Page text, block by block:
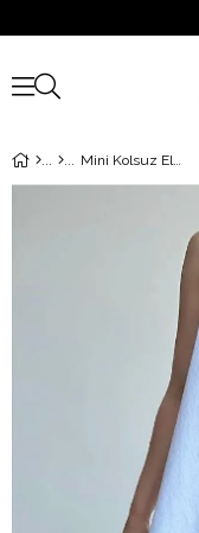
Mini Kolsuz Elbise